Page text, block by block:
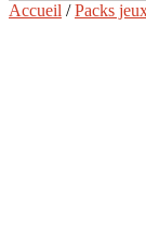
Accueil /Packs